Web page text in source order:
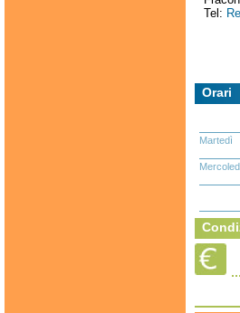
Tel:
Orari
Martedì